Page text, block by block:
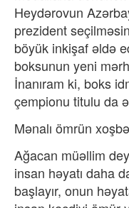
Heydərovun
prezident
böyük inkişaf əldə
boksunun yeni
İnanıram ki, boks
çempionu titulu da
Mənalı ömrün
Ağacan müəllim
insan həyatı daha
başlayır, onun